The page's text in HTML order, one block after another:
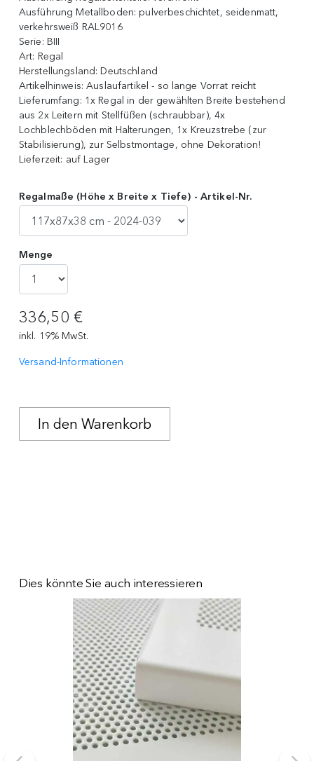
Ausführung Metallboden: pulverbeschichtet, seidenmatt,
verkehrsweiß RAL9016
Serie: BIII
Art: Regal
Herstellungsland: Deutschland
Artikelhinweis:Auslaufartikel - so lange Vorrat reicht
Lieferumfang: 1x Regal in der gewählten Breite bestehend
aus 2x Leitern mit Stellfüßen (schraubbar), 4x
Lochblechböden mit Halterungen, 1x Kreuzstrebe (zur
Stabilisierung), zur Selbstmontage, ohne Dekoration!
Lieferzeit: auf Lager
Regalmaße (Höhe x Breite x Tiefe) - Artikel-Nr.
Menge
336,50 €
inkl. 19% MwSt.
Versand-Informationen
Dies könnte Sie auch interessieren